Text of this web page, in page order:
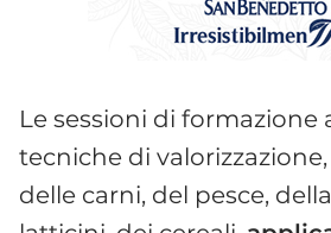
Le sessioni di
tecniche di
delle carni, del pesce,